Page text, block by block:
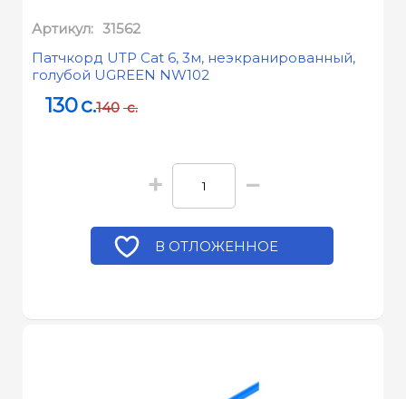
Артикул: 31562
Патчкорд UTP Cat 6, 3м, неэкранированный,
голубой UGREEN NW102
130c.140 c.
+ −
В ОТЛОЖЕННОЕ